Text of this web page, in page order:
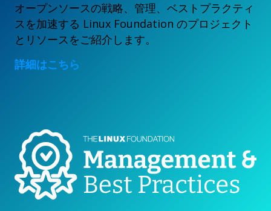
オープンソースの戦略、管理、ベストプラクティ
スを加速する Linux Foundation のプロジェクト
とリソースをご紹介します。
詳細はこちら